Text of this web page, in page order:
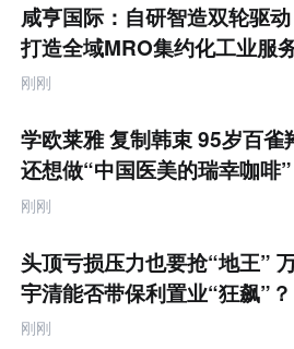
咸亨国际：自研智造双轮驱动
打造全域MRO集约化工业服
商
刚刚
学欧莱雅 复制韩束 95岁百雀
还想做“中国医美的瑞幸咖啡”
刚刚
头顶亏损压力也要抢“地王”
宇清能否带保利置业“狂飙”？
刚刚